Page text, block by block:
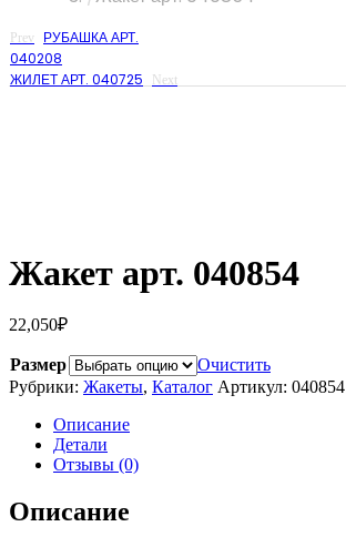
Prev
РУБАШКА АРТ.
040208
ЖИЛЕТ АРТ. 040725
Next
Жакет арт. 040854
22,050₽
Размер
Очистить
Рубрики: Жакеты, Каталог Артикул: 040854
Описание
Детали
Отзывы (0)
Описание